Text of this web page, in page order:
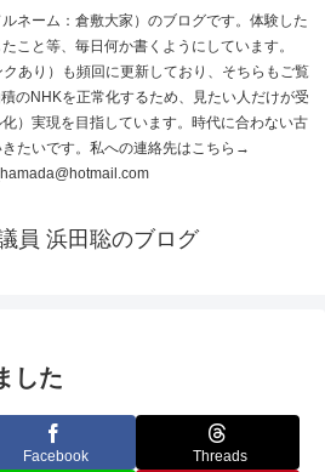
ネーム：倉敷大家）のブログです。体験した
こと等、毎日何か書くようにしています。
あり）も頻回に更新しており、そちらもご覧
のNHKを正常化するため、見たい人だけが受
）実現を目指しています。時代に合わない古
きたいです。私への連絡先はこちら→
員 浜田聡のブログ
した
Facebook Threads